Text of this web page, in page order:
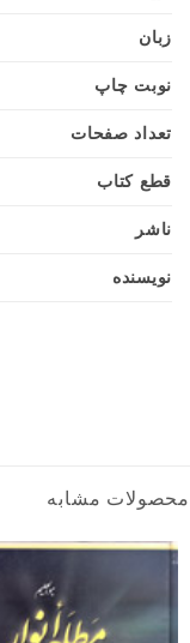
زبان
نوبت چاپ
تعداد صفحات
قطع کتاب
ناشر
نویسنده
محصولات مشابه